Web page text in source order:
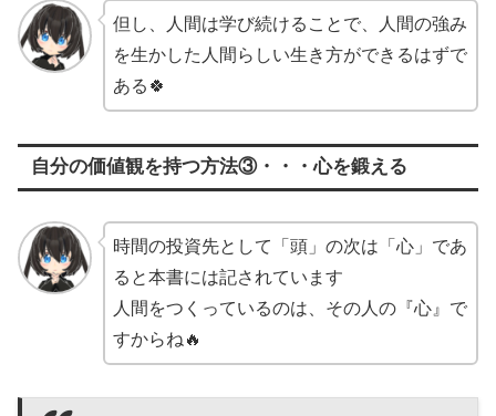
但し、人間は学び続けることで、人間の強み
を生かした人間らしい生き方ができるはずで
ある🍀
自分の価値観を持つ方法③・・・心を鍛える
時間の投資先として「頭」の次は「心」であ
ると本書には記されています
人間をつくっているのは、その人の『心』で
すからね🔥